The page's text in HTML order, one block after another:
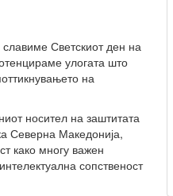
Светскиот ден на
улогата што
на
носител на заштитата
Северна Македонија,
како многу важен
сопственост